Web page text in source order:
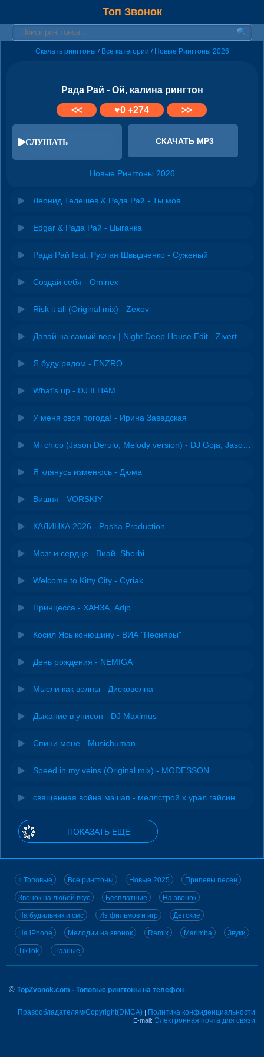
Топ Звонок
Скачать рингтоны / Все категории / Новые Рингтоны 2026
Рада Рай - Ой, калина рингтон
<<
♥0+274 >>
СЛУШАТЬ СКАЧАТЬ MP3
Новые Рингтоны 2026
Леонид Телешев & Рада Рай - Ты моя
Edgar & Рада Рай - Цыганка
Рада Рай feat. Руслан Швыдченко - Суженый
Создай себя - Ominex
Risk it all (Original mix) - Zexov
Давай на самый верх | Night Deep House Edit - Zivert
Я буду рядом - ENZRO
What's up - DJ.ILHAM
У меня своя погода! - Ирина Завадская
Я клянусь изменюсь - Дюма
Вишня - VORSKIY
КАЛИНКА 2026 - Pasha Production
Мозг и сердце - Виай, Sherbi
Welcome to Kitty City - Cyriak
Принцесса - ХАНЗА, Adjo
Косил Ясь конюшину - ВИА "Песняры"
День рождения - NEMIGA
Мысли как волны - Дисковолна
Дыхание в унисон - DJ Maximus
Спини мене - Musichuman
Speed in my veins (Original mix) - MODESSON
священная война мэшап - меллстрой х урал гайсин
ПОКАЗАТЬ ЕЩЁ
↑ Топовые Все рингтоны Новые 2025 Припевы песен
Звонок на любой вкус Бесплатные На звонок
На будильник и смс Из фильмов и игр Детские
На iPhone Мелодии на звонок Remix Marimba Звуки
TikTok Разные
© TopZvonok.com - Топовые рингтоны на телефон
Правообладателям/Copyright(DMCA) | Политика конфиденциальности
E-mail: Электронная почта для связи